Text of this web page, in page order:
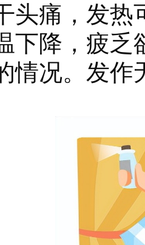
头痛，发
下降，疲乏
情况。发作